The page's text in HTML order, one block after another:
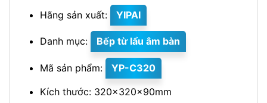
Hãng sản xuất: YIPAI
Danh mục: Bếp từ lẩu âm bàn
Mã sản phẩm:
YP-C320
Kích thước: 320x320x90mm